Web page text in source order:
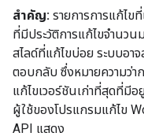
สำคัญ: รายการการแก้ไ
ที่มีประวัติการแก้ไขจำนวน
สไลด์ที่แก้ไขบ่อย ระบบอาจ
ตอบกลับ ซึ่งหมายความว่า
แก้ไขเวอร์ชันเก่าที่สุดที่มี
ผู้ใช้ของโปรแกรมแก้ไข
API แสดง